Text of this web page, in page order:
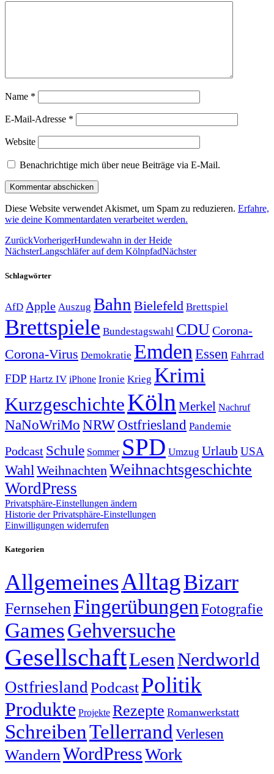
Name *
E-Mail-Adresse *
Website
Benachrichtige mich über neue Beiträge via E-Mail.
Diese Website verwendet Akismet, um Spam zu reduzieren. Erfahre,
wie deine Kommentardaten verarbeitet werden.
ZurückVorherigerHundewahn in der Heide
NächsterLangschläfer auf dem KölnpfadNächster
Schlagwörter
AfD Apple Auszug Bahn Bielefeld Brettspiel
Brettspiele Bundestagswahl CDUCorona-
Corona-Virus Demokratie Emden Essen Fahrrad
FDP Hartz IV iPhone Ironie Krieg Krimi
KurzgeschichteKöln Merkel Nachruf
NaNoWriMo NRWOstfriesland Pandemie
Podcast Schule Sommer SPD Umzug Urlaub USA
Wahl Weihnachten Weihnachtsgeschichte
WordPress
Privatsphäre-Einstellungen ändern
Historie der Privatsphäre-Einstellungen
Einwilligungen widerrufen
Kategorien
AllgemeinesAlltagBizarr
FernsehenFingerübungen Fotografie
GamesGehversuche
GesellschaftLesenNerdworld
OstfrieslandPodcastPolitik
Produkte Projekte Rezepte Romanwerkstatt
SchreibenTellerrand Verlesen
Wandern WordPressWork